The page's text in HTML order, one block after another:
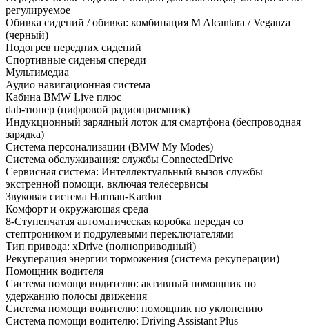
регулируемое
Обивка сидений / обивка: комбинация M Alcantara / Veganza
(черный)
Подогрев передних сидений
Спортивные сиденья спереди
Мультимедиа
Аудио навигационная система
Кабина BMW Live плюс
dab-тюнер (цифровой радиоприемник)
Индукционный зарядный лоток для смартфона (беспроводная
зарядка)
Система персонализации (BMW My Modes)
Система обслуживания: службы ConnectedDrive
Сервисная система: Интеллектуальный вызов службы
экстренной помощи, включая телесервисы
Звуковая система Harman-Kardon
Комфорт и окружающая среда
8-Ступенчатая автоматическая коробка передач со
стептроником и подрулевыми переключателями
Тип привода: xDrive (полноприводный)
Рекуперация энергии торможения (система рекуперации)
Помощник водителя
Система помощи водителю: активный помощник по
удержанию полосы движения
Система помощи водителю: помощник по уклонению
Система помощи водителю: Driving Assistant Plus